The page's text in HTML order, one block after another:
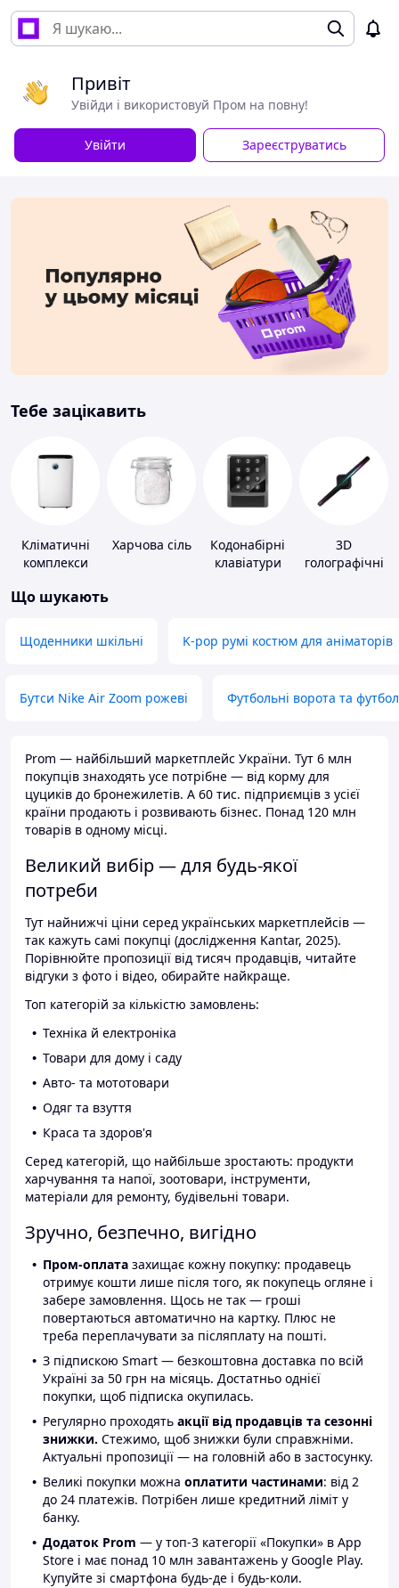
Привіт
Увійди і використовуй Пром на повну!
Увійти Зареєструватись
Тебе зацікавить
Кліматичні
комплекси
Харчова сіль
Кодонабірні
клавіатури
3D
голографічні
Що шукають
Щоденники шкільні K-pop румі костюм для аніматорів
Бутси Nike Air Zoom рожеві Футбольні ворота та
Prom — найбільший маркетплейс України. Тут 6 млн
покупців знаходять усе потрібне — від корму для
цуциків до бронежилетів. А 60 тис. підприємців з усієї
країни продають і розвивають бізнес. Понад 120 млн
товарів в одному місці.
Великий вибір — для будь-якої
потреби
Тут найнижчі ціни серед українських маркетплейсів —
так кажуть самі покупці (дослідження Kantar, 2025).
Порівнюйте пропозиції від тисяч продавців, читайте
відгуки з фото і відео, обирайте найкраще.
Топ категорій за кількістю замовлень:
Техніка й електроніка
Товари для дому і саду
Авто- та мототовари
Одяг та взуття
Краса та здоров'я
Серед категорій, що найбільше зростають: продукти
харчування та напої, зоотовари, інструменти,
матеріали для ремонту, будівельні товари.
Зручно, безпечно, вигідно
Пром-оплата захищає кожну покупку: продавець
отримує кошти лише після того, як покупець огляне і
забере замовлення. Щось не так — гроші
повертаються автоматично на картку. Плюс не
треба переплачувати за післяплату на пошті.
З підпискою Smart — безкоштовна доставка по всій
Україні за 50 грн на місяць. Достатньо однієї
покупки, щоб підписка окупилась.
Регулярно проходять акції від продавців та сезонні
знижки. Стежимо, щоб знижки були справжніми.
Актуальні пропозиції — на головній або в застосунку.
Великі покупки можна оплатити частинами: від 2
до 24 платежів. Потрібен лише кредитний ліміт у
банку.
Додаток Prom — у топ-3 категорії «Покупки» в App
Store і має понад 10 млн завантажень у Google Play.
Купуйте зі смартфона будь-де і будь-коли.